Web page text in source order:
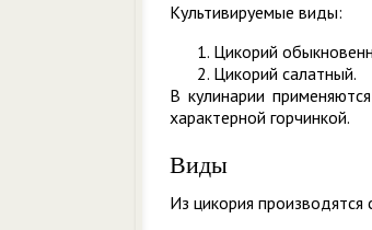
Культивируемые виды:
Цикорий
Цикорий салатный.
В кулинарии
характерной горчинкой.
Виды
Из цикория